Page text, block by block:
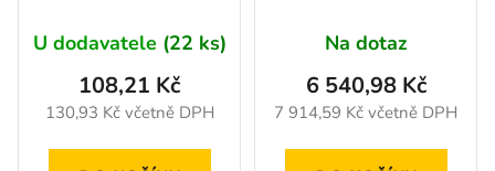
U dodavatele (22 ks)
130,93 Kč včetně DPH
108,21 Kč
Na dotaz
7 914,59 Kč včetně DPH
6 540,98 Kč